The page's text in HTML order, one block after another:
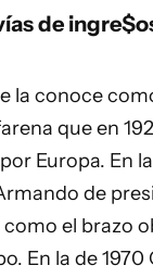
de
la conoce
que en
Europa. En
de
el brazo
En la de 1970